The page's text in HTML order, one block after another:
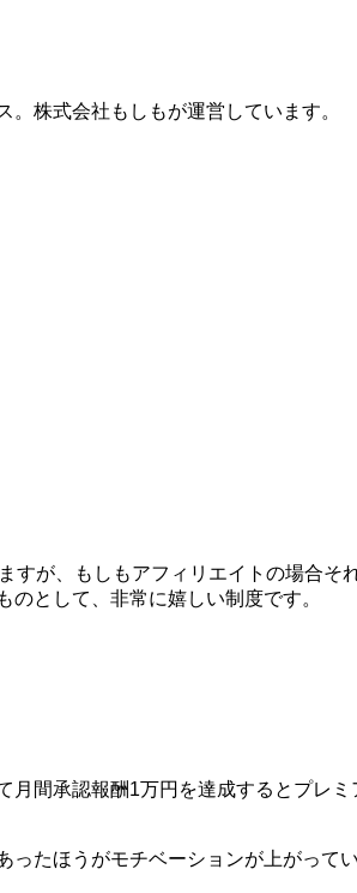
株式会社もしもが運営しています。
が、もしもアフィリエイトの場合そ
として、非常に嬉しい制度です。
間承認報酬1万円を達成するとプレ
たほうがモチベーションが上がって